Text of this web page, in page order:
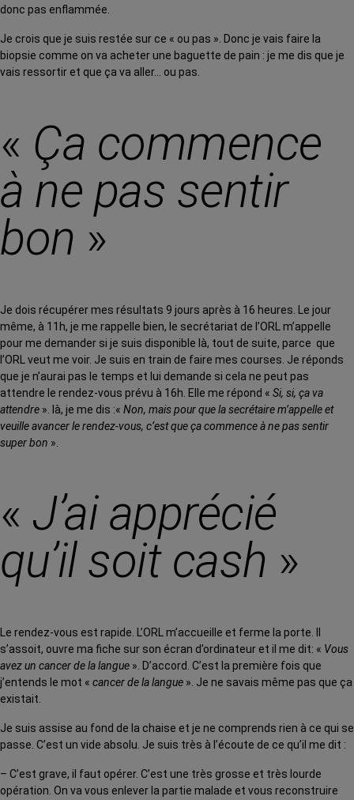
donc pas enflammée.
Je crois que je suis restée sur ce « ou pas ». Donc je vais faire la
biopsie comme on va acheter une baguette de pain : je me dis que je
vais ressortir et que ça va aller… ou pas.
« Ça commence
à ne pas sentir
bon »
Je dois récupérer mes résultats 9 jours après à 16 heures. Le jour
même, à 11h, je me rappelle bien, le secrétariat de l’ORL m’appelle
pour me demander si je suis disponible là, tout de suite, parce que
l’ORL veut me voir. Je suis en train de faire mes courses. Je réponds
que je n’aurai pas le temps et lui demande si cela ne peut pas
attendre le rendez-vous prévu à 16h. Elle me répond « Si, si, ça va
attendre ». là, je me dis :« Non, mais pour que la secrétaire m’appelle et
veuille avancer le rendez-vous, c’est que ça commence à ne pas sentir
super bon ».
« J’ai apprécié
qu’il soit cash »
Le rendez-vous est rapide. L’ORL m’accueille et ferme la porte. Il
s’assoit, ouvre ma fiche sur son écran d’ordinateur et il me dit: « Vous
avez un cancer de la langue ». D’accord. C’est la première fois que
j’entends le mot « cancer de la langue ». Je ne savais même pas que ça
existait.
Je suis assise au fond de la chaise et je ne comprends rien à ce qui se
passe. C’est un vide absolu. Je suis très à l’écoute de ce qu’il me dit :
– C’est grave, il faut opérer. C’est une très grosse et très lourde
opération. On va vous enlever la partie malade et vous reconstruire